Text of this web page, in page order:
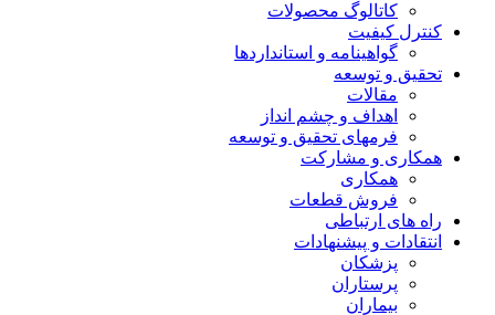
کاتالوگ محصولات
کنترل کیفیت
گواهينامه و استانداردها
تحقيق و توسعه
مقالات
اهداف و چشم انداز
فرمهای تحقیق و توسعه
همکاری و مشارکت
همکاری
فروش قطعات
راه های ارتباطی
انتقادات و پيشنهادات
پزشكان
پرستاران
بيماران